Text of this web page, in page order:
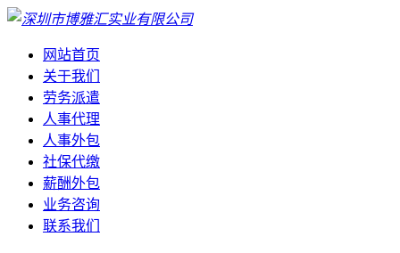
网站首页
关于我们
劳务派遣
人事代理
人事外包
社保代缴
薪酬外包
业务咨询
联系我们